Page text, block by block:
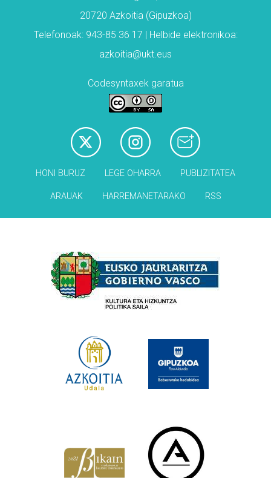
20720 Azkoitia (Gipuzkoa)
Telefonoak: 943-85 36 17 | Helbide elektronikoa:
azkoitia@ukt.eus
Codesyntaxek garatua
HONI BURUZ LEGE OHARRA PUBLIZITATEA
ARAUAK HARREMANETARAKO RSS